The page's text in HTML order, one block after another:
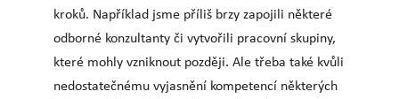
kroků. Například jsme příliš brzy zapojili některé
odborné konzultanty či vytvořili pracovní skupiny,
které mohly vzniknout později. Ale třeba také kvůli
nedostatečnému vyjasnění kompetencí některých